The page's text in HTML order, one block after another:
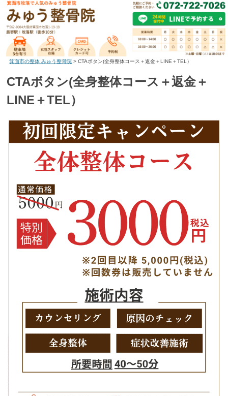
箕面市の整体 みゅう整骨院 >CTAボタン(全身整体コース＋返金＋LINE＋TEL）
CTAボタン(全身整体コース＋返金＋
LINE＋TEL）